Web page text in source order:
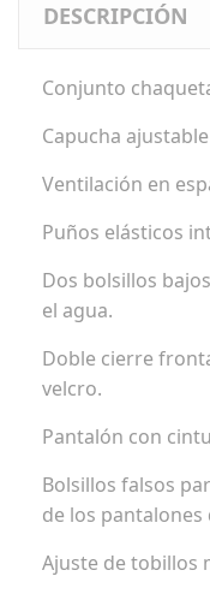
DESCRIPCIÓN
Conjunto
Capucha
Ventilación en
Puños elásticos
Dos bolsillos
el agua.
Doble cierre
velcro.
Pantalón con
Bolsillos falsos
de los pantalones
Ajuste de tobillos